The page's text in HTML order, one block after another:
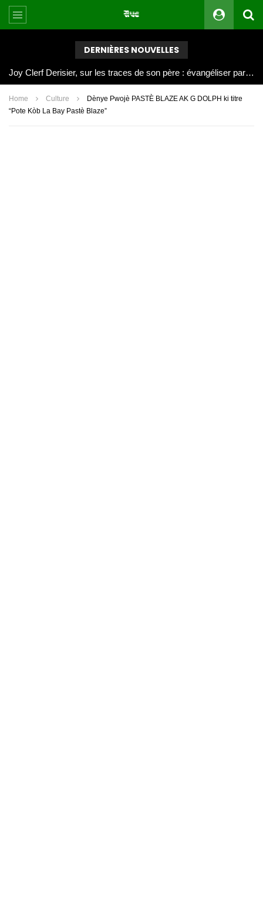
DERNIÈRES NOUVELLES
Joy Clerf Derisier, sur les traces de son père : évangéliser par la musique
Home Culture
Dènye Pwojè PASTÈ BLAZE AK G DOLPH ki titre
“Pote Kòb La Bay Pastè Blaze”